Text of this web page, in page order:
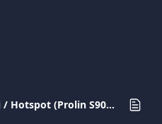
Nettverksproblemer – Wi-Fi / Hotspot (Prolin S900 / D200)